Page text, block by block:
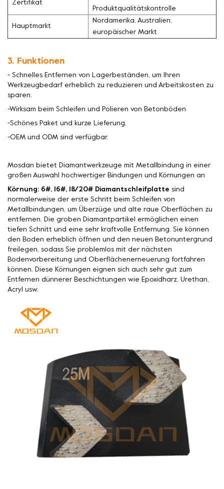
Zertifikat
Produktqualitätskontrolle
Hauptmarkt
Nordamerika, Australien,
europäischer Markt
3. Funktionen
- Schnelles Entfernen von Lagerbeständen, um Ihren
Werkzeugbedarf erheblich zu reduzieren und Arbeitskosten zu
sparen.
-Wirksam beim Schleifen und Polieren von Betonböden
-Schönes Paket und kurze Lieferung.
-OEM und ODM sind verfügbar.
Mosdan bietet Diamantwerkzeuge mit Metallbindung in einer
großen Auswahl hochwertiger Bindungen und Körnungen an
Körnung: 6#, 16#, 18/20# Diamantschleifplatte sind
normalerweise der erste Schritt beim Schleifen von
Metallbindungen, um Überzüge und alte raue Oberflächen zu
entfernen. Die groben Diamantpartikel ermöglichen einen
tiefen Schnitt und eine sehr kraftvolle Entfernung. Sie können
den Boden erheblich öffnen und den neuen Betonuntergrund
freilegen, sodass Sie problemlos mit der nächsten
Bodenvorbereitung und Oberflächenerneuerung fortfahren
können. Diese Körnungen eignen sich auch sehr gut zum
Entfernen dünnerer Beschichtungen wie Epoxidharz, Urethan,
Acryl usw.